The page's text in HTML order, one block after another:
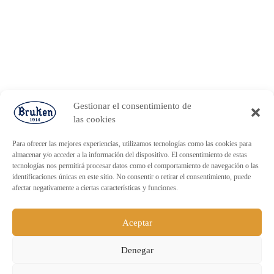
Gestionar el consentimiento de
las cookies
Para ofrecer las mejores experiencias, utilizamos tecnologías como las cookies para
almacenar y/o acceder a la información del dispositivo. El consentimiento de estas
tecnologías nos permitirá procesar datos como el comportamiento de navegación o las
identificaciones únicas en este sitio. No consentir o retirar el consentimiento, puede
afectar negativamente a ciertas características y funciones.
Aceptar
Denegar